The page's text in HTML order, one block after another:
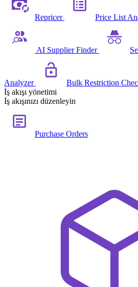
Repricer Price List
AI Supplier Finder
Analyzer Bulk Restriction
İş akışı yönetimi
İş akışınızı düzenleyin
Purchase Orders